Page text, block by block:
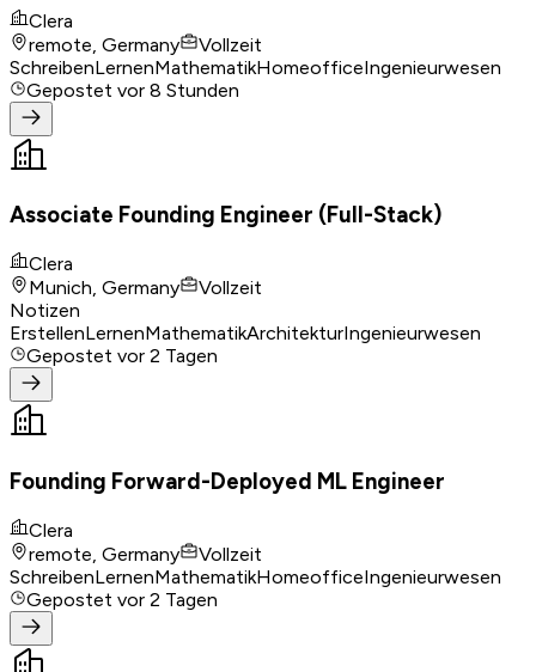
Clera
remote, Germany
Vollzeit
SchreibenLernenMathematikHomeofficeIngenieurwesen
Gepostet vor 8 Stunden
Associate Founding Engineer (Full-Stack)
Clera
Munich, Germany
Vollzeit
Notizen
ErstellenLernenMathematikArchitekturIngenieurwesen
Gepostet vor 2 Tagen
Founding Forward-Deployed ML Engineer
Clera
remote, Germany
Vollzeit
SchreibenLernenMathematikHomeofficeIngenieurwesen
Gepostet vor 2 Tagen